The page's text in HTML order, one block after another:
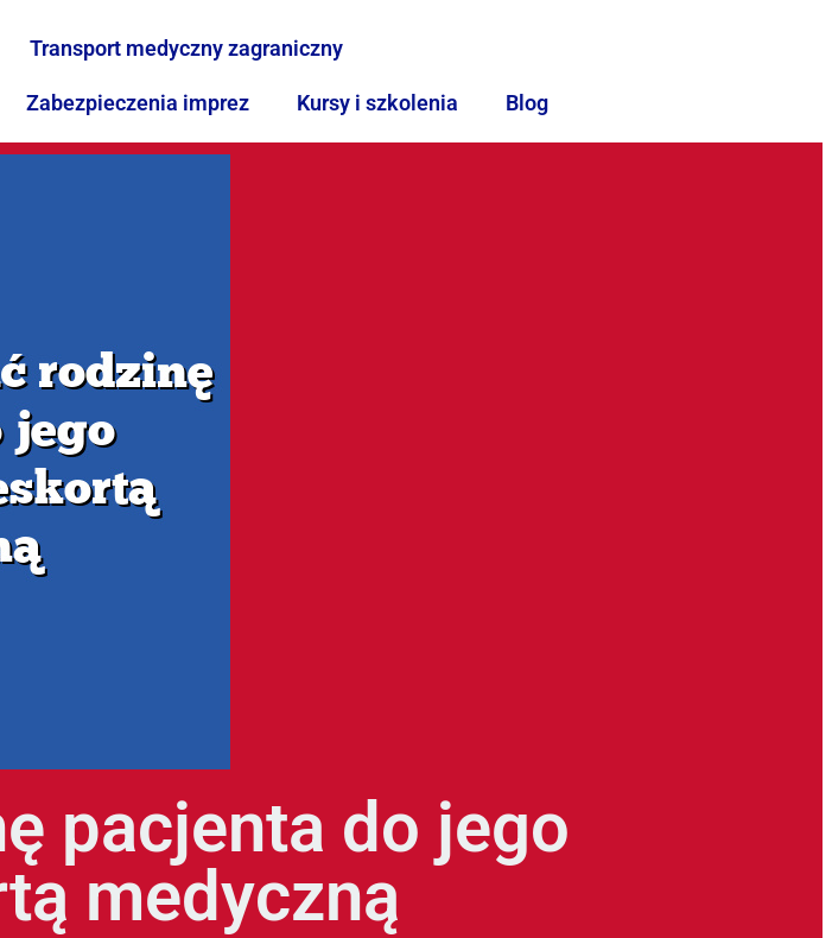
Transport medyczny zagraniczny
Zabezpieczenia imprez Kursy i szkolenia Blog
pacjenta do jego
medyczną